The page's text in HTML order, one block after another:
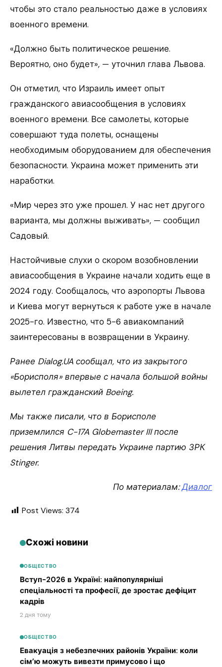
чтобы это стало реальностью даже в условиях
военного времени.
«Должно быть политическое решение.
Вероятно, оно будет», — уточнил глава Львова.
Он отметил, что Израиль имеет опыт
гражданского авиасообщения в условиях
военного времени. Все самолеты, которые
совершают туда полеты, оснащены
необходимым оборудованием для обеспечения
безопасности. Украина может применить эти
наработки.
«Мир через это уже прошел. У нас нет другого
варианта, мы должны выживать», — сообщил
Садовый.
Настойчивые слухи о скором возобновлении
авиасообщения в Украине начали ходить еще в
2024 году. Сообщалось, что аэропорты Львова
и Киева могут вернуться к работе уже в начале
2025-го. Известно, что 5-6 авиакомпаний
заинтересованы в возвращении в Украину.
Ранее Dialog.UA сообщал, что из закрытого
«Борисполя» впервые с начала большой войны
вылетел гражданский Boeing.
Мы также писали, что в Борисполе
приземлился C-17A Globemaster III после
решения Литвы передать Украине партию ЗРК
Stinger.
По материалам:Диалог
Post Views: 374
Схожі новини
ОБЩЕСТВО
Вступ-2026 в Україні: найпопулярніші
спеціальності та професії, де зростає дефіцит
кадрів
2 дня тому
ОБЩЕСТВО
Евакуація з небезпечних районів України: коли
сім’ю можуть вивезти примусово і що